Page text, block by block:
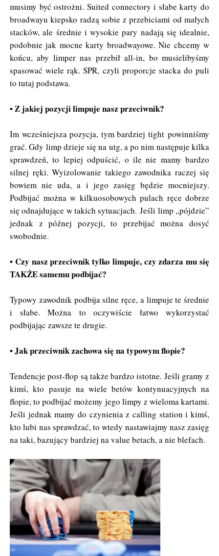
musimy być ostrożni. Suited connectory i słabe karty do
broadwayu kiepsko radzą sobie z przebiciami od małych
stacków, ale średnie i wysokie pary nadają się idealnie,
podobnie jak mocne karty broadwayowe. Nie chcemy w
końcu, aby limper nas przebił all-in, bo musielibyśmy
spasować wiele rąk. SPR, czyli proporcje stacka do puli
to tutaj podstawa.
• Z jakiej pozycji limpuje nasz przeciwnik?
Im wcześniejsza pozycja, tym bardziej tight powinniśmy
grać. Gdy limp dzieje się na utg, a po nim następuje kilka
sprawdzeń, to lepiej odpuścić, o ile nie mamy bardzo
silnej ręki. Wyizolowanie takiego zawodnika raczej się
bowiem nie uda, a i jego zasięg będzie mocniejszy.
Podbijać można w kilkuosobowych pulach ręce dobrze
się odnajdujące w takich sytuacjach. Jeśli limp „pójdzie”
jednak z późnej pozycji, to przebijać można dosyć
swobodnie.
• Czy nasz przeciwnik tylko limpuje, czy zdarza mu się
TAKŻE samemu podbijać?
Typowy zawodnik podbija silne ręce, a limpuje te średnie
i słabe. Można to oczywiście łatwo wykorzystać
podbijając zawsze te drugie.
• Jak przeciwnik zachowa się na typowym flopie?
Tendencje post-flop są także bardzo istotne. Jeśli gramy z
kimś, kto pasuje na wiele betów kontynuacyjnych na
flopie, to podbijać możemy jego limpy z wieloma kartami.
Jeśli jednak mamy do czynienia z calling station i kimś,
kto lubi nas sprawdzać, to wtedy nastawiajmy nasz zasięg
na taki, bazujący bardziej na value betach, a nie blefach.